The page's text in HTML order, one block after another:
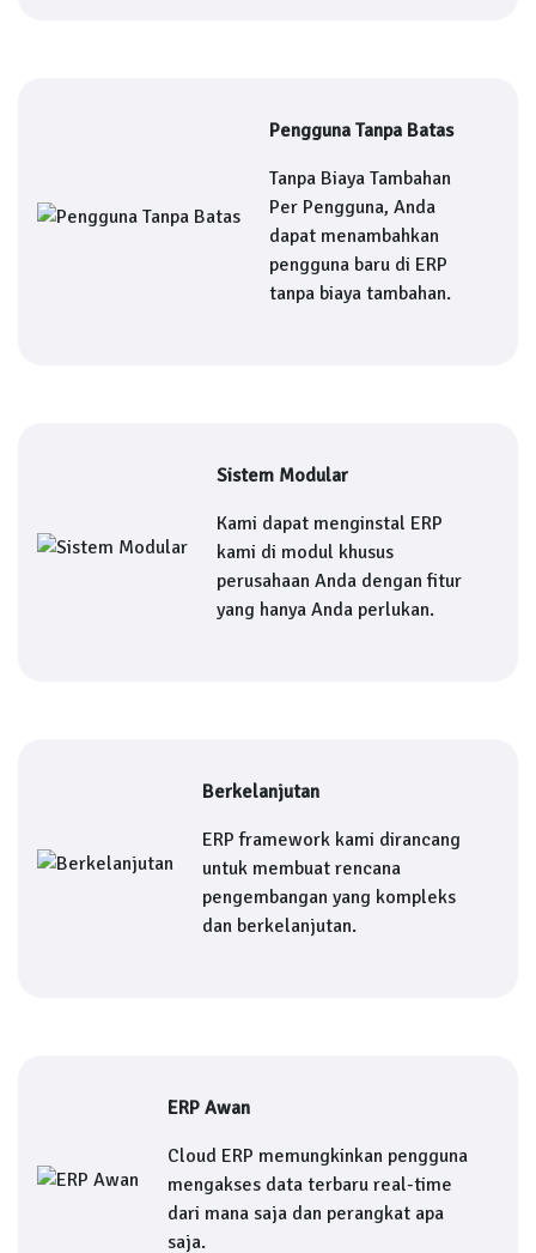
Pengguna Tanpa Batas
Tanpa Biaya Tambahan
Per Pengguna, Anda
dapat menambahkan
pengguna baru di ERP
tanpa biaya tambahan.
Sistem Modular
Kami dapat menginstal ERP
kami di modul khusus
perusahaan Anda dengan fitur
yang hanya Anda perlukan.
Berkelanjutan
ERP framework kami dirancang
untuk membuat rencana
pengembangan yang kompleks
dan berkelanjutan.
ERP Awan
Cloud ERP memungkinkan pengguna
mengakses data terbaru real-time
dari mana saja dan perangkat apa
saja.